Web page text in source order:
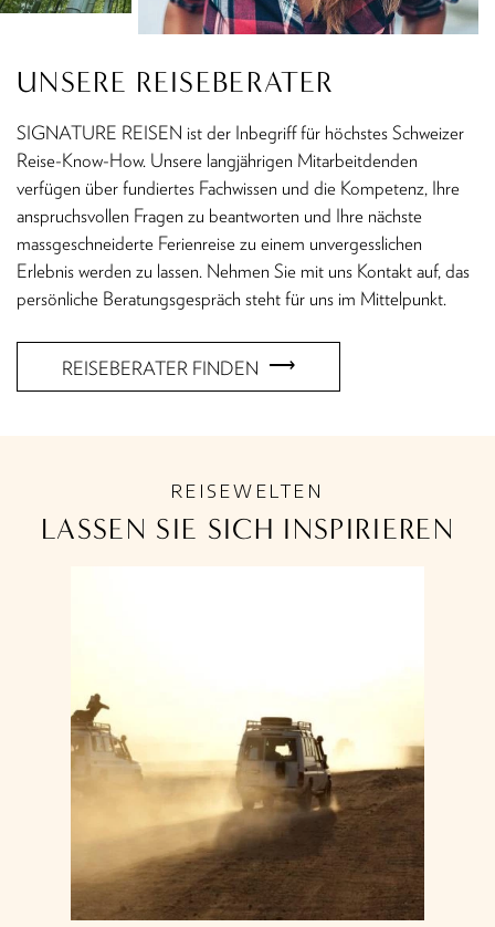
UNSERE REISEBERATER
SIGNATURE REISEN ist der Inbegriff für höchstes Schweizer
Reise-Know-How. Unsere langjährigen Mitarbeitdenden
verfügen über fundiertes Fachwissen und die Kompetenz, Ihre
anspruchsvollen Fragen zu beantworten und Ihre nächste
massgeschneiderte Ferienreise zu einem unvergesslichen
Erlebnis werden zu lassen. Nehmen Sie mit uns Kontakt auf, das
persönliche Beratungsgespräch steht für uns im Mittelpunkt.
REISEBERATER FINDEN
REISEWELTEN
LASSEN SIE SICH INSPIRIEREN